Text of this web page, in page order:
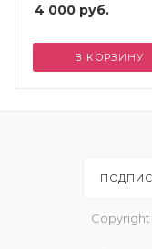
4 000 руб.
В КОРЗИНУ
Copyright